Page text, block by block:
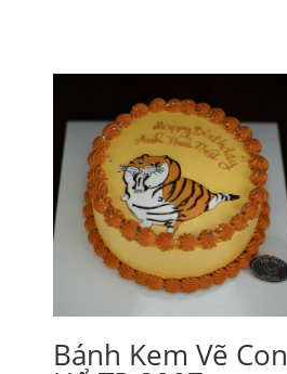
Bánh Kem Vẽ Con